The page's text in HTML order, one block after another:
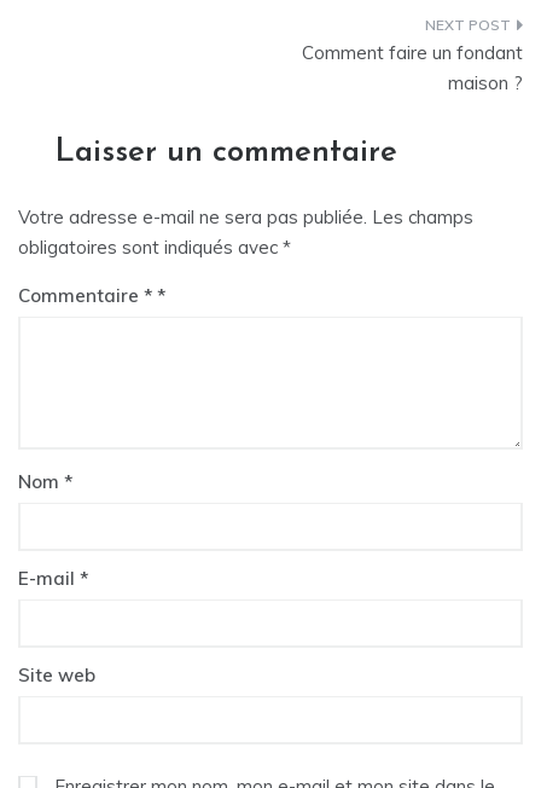
l’article
Comment faire un fondant
maison ?
Laisser un commentaire
Votre adresse e-mail ne sera pas publiée. Les champs
obligatoires sont indiqués avec *
Commentaire *
Nom *
E-mail *
Site web